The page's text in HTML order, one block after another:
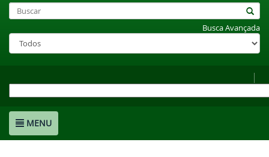
Busca Avançada
MENU